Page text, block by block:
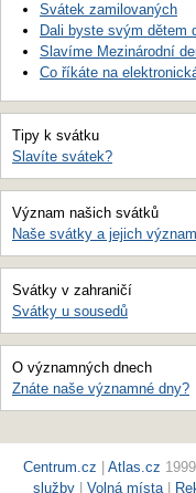
Svátek zamilovaných
Dali byste svým dětem
Slavíme Mezinárodní
Co říkáte na
Tipy k svátku
Slavíte svátek?
Význam našich svátků
Naše svátky a jejich
Svátky v zahraničí
Svátky u sousedů
O významných dnech
Znáte naše významné dny?
Centrum.cz Atlas.cz
služby
Volná místa|